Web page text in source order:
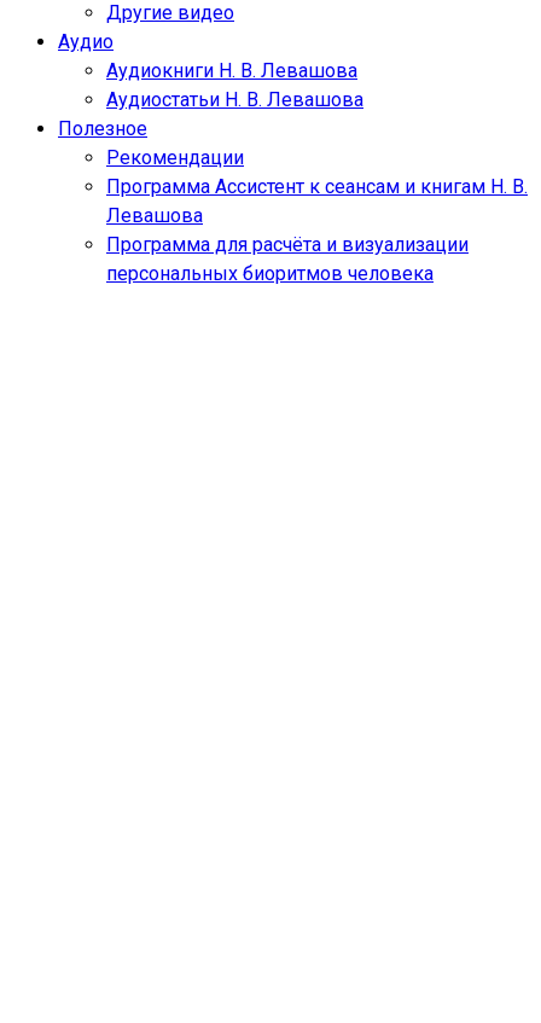
Другие видео
Аудио
Аудиокниги Н. В. Левашова
Аудиостатьи Н. В. Левашова
Полезное
Рекомендации
Программа Ассистент к сеансам и книгам Н. В.
Левашова
Программа для расчёта и визуализации
персональных биоритмов человека